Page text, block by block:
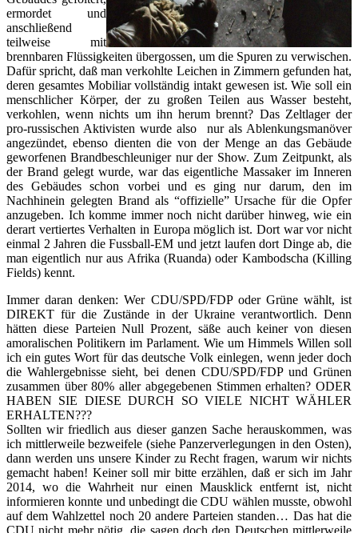
ermordet und
anschließend
teilweise mit
brennbaren Flüssigkeiten übergossen, um die Spuren zu verwischen.
Dafür spricht, daß man verkohlte Leichen in Zimmern gefunden hat,
deren gesamtes Mobiliar vollständig intakt gewesen ist. Wie soll ein
menschlicher Körper, der zu großen Teilen aus Wasser besteht,
verkohlen, wenn nichts um ihn herum brennt? Das Zeltlager der
pro-russischen Aktivisten wurde also nur als Ablenkungsmanöver
angezündet, ebenso dienten die von der Menge an das Gebäude
geworfenen Brandbeschleuniger nur der Show. Zum Zeitpunkt, als
der Brand gelegt wurde, war das eigentliche Massaker im Inneren
des Gebäudes schon vorbei und es ging nur darum, den im
Nachhinein gelegten Brand als “offizielle” Ursache für die Opfer
anzugeben. Ich komme immer noch nicht darüber hinweg, wie ein
derart vertiertes Verhalten in Europa möglich ist. Dort war vor nicht
einmal 2 Jahren die Fussball-EM und jetzt laufen dort Dinge ab, die
man eigentlich nur aus Afrika (Ruanda) oder Kambodscha (Killing
Fields) kennt.
Immer daran denken: Wer CDU/SPD/FDP oder Grüne wählt, ist
DIREKT für die Zustände in der Ukraine verantwortlich. Denn
hätten diese Parteien Null Prozent, säße auch keiner von diesen
amoralischen Politikern im Parlament. Wie um Himmels Willen soll
ich ein gutes Wort für das deutsche Volk einlegen, wenn jeder doch
die Wahlergebnisse sieht, bei denen CDU/SPD/FDP und Grünen
zusammen über 80% aller abgegebenen Stimmen erhalten? ODER
HABEN SIE DIESE DURCH SO VIELE NICHT WÄHLER
ERHALTEN???
Sollten wir friedlich aus dieser ganzen Sache herauskommen, was
ich mittlerweile bezweifele (siehe Panzerverlegungen in den Osten),
dann werden uns unsere Kinder zu Recht fragen, warum wir nichts
gemacht haben! Keiner soll mir bitte erzählen, daß er sich im Jahr
2014, wo die Wahrheit nur einen Mausklick entfernt ist, nicht
informieren konnte und unbedingt die CDU wählen musste, obwohl
auf dem Wahlzettel noch 20 andere Parteien standen… Das hat die
CDU nicht mehr nötig, die sagen doch den Deutschen mittlerweile